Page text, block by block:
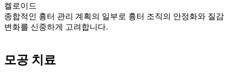
켈로이드
종합적인 흉터 관리 계획의 일부로 흉터 조직의 안정화와 질감
변화를 신중하게 고려합니다.
모공 치료